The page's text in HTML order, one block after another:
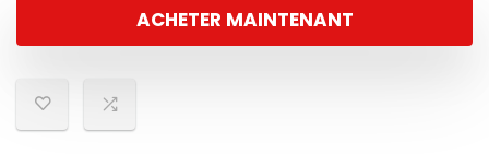
ACHETER MAINTENANT